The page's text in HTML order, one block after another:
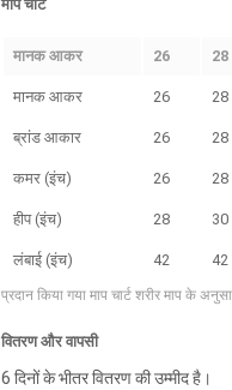
माप चार्ट
मानक आकर 26 28
मानक आकर 26 28
ब्रांड आकार 26 28
कमर (इंच) 26 28
हीप (इंच) 28 30
लंबाई (इंच) 42 42
प्रदान किया गया माप चार्ट शरीर माप के
वितरण और वापसी
6 दिनों के भीतर वितरण की उम्मीद है।